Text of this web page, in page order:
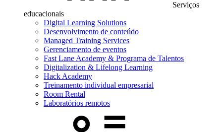
Serviços
educacionais
Digital Learning Solutions
Desenvolvimento de conteúdo
Managed Training Services
Gerenciamento de eventos
Fast Lane Academy & Programa de Talentos
Digitalization & Lifelong Learning
Hack Academy
Treinamento individual empresarial
Room Rental
Laboratórios remotos